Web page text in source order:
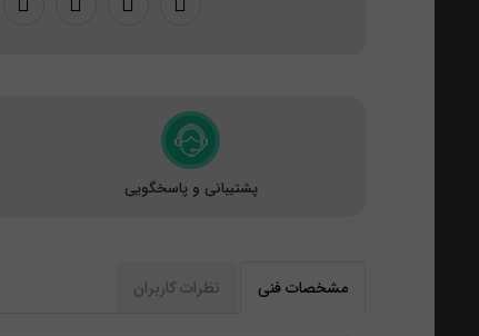
پشتیبانی و پاسخگویی
مشخصات فنی نظرات کاربران